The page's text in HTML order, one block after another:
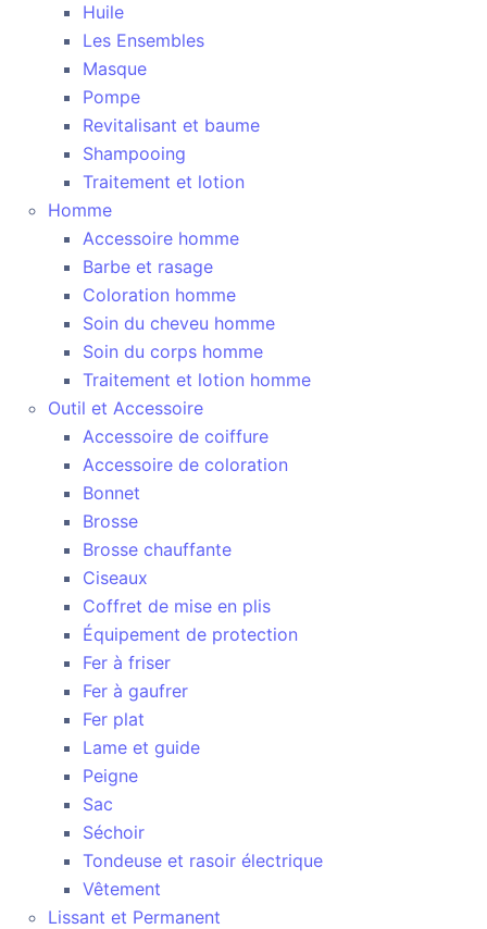
Huile
Les Ensembles
Masque
Pompe
Revitalisant et baume
Shampooing
Traitement et lotion
Homme
Accessoire homme
Barbe et rasage
Coloration homme
Soin du cheveu homme
Soin du corps homme
Traitement et lotion homme
Outil et Accessoire
Accessoire de coiffure
Accessoire de coloration
Bonnet
Brosse
Brosse chauffante
Ciseaux
Coffret de mise en plis
Équipement de protection
Fer à friser
Fer à gaufrer
Fer plat
Lame et guide
Peigne
Sac
Séchoir
Tondeuse et rasoir électrique
Vêtement
Lissant et Permanent